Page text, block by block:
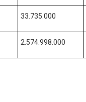
33.735.000
2.574.998.000